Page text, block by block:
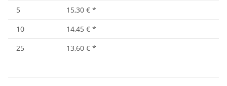
5 15,30 € *
10
14,45 € *
25
13,60 € *